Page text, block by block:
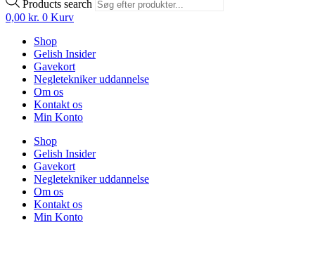
Products search
0,00 kr. 0 Kurv
Shop
Gelish Insider
Gavekort
Negletekniker uddannelse
Om os
Kontakt os
Min Konto
Shop
Gelish Insider
Gavekort
Negletekniker uddannelse
Om os
Kontakt os
Min Konto